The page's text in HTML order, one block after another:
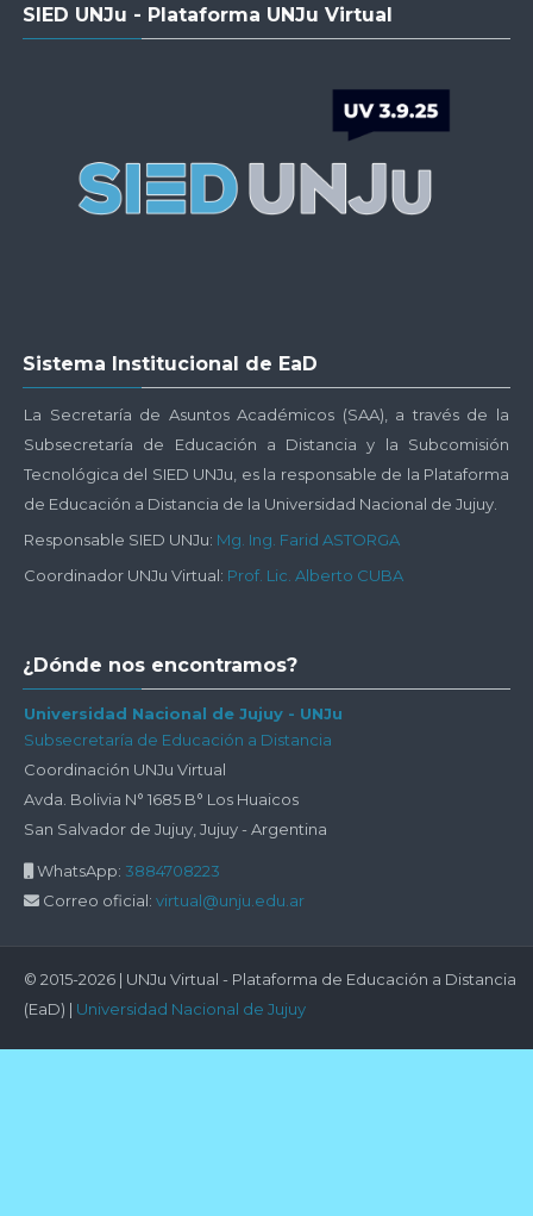
SIED UNJu - Plataforma UNJu Virtual
Institucional
EaD
Sistema Institucional de EaD
La Secretaría de Asuntos Académicos (SAA), a través de la
Subsecretaría de Educación a Distancia y la Subcomisión
Tecnológica del SIED UNJu, es la responsable de la Plataforma
de Educación a Distancia de la Universidad Nacional de Jujuy.
Responsable SIED UNJu: Mg. Ing. Farid ASTORGA
Coordinador UNJu Virtual: Prof. Lic. Alberto CUBA
¿Dónde
nos
encontramos?
¿Dónde nos encontramos?
Universidad Nacional de Jujuy - UNJu
Subsecretaría de Educación a Distancia
Coordinación UNJu Virtual
Avda. Bolivia N° 1685 B° Los Huaicos
San Salvador de Jujuy, Jujuy - Argentina
WhatsApp: 3884708223
Correo oficial: virtual@unju.edu.ar
© 2015-2026 | UNJu Virtual - Plataforma de Educación a Distancia
(EaD) | Universidad Nacional de Jujuy